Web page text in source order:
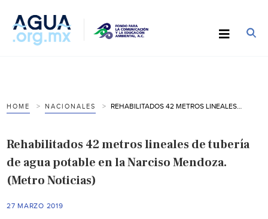
HOME NACIONALES
Rehabilitados 42 metros lineales de tubería
de agua potable en la Narciso Mendoza.
(Metro Noticias)
27 MARZO 2019